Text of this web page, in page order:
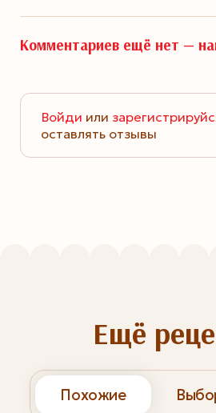
Комментариев ещё нет —
Войди или
оставлять отзывы
Ещё
Похожие